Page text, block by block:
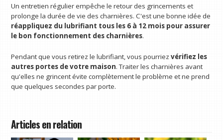
Un entretien régulier empêche le retour des grincements et
prolonge la durée de vie des charnières. C'est une bonne idée de
réappliquez du lubrifiant tous les 6 à 12 mois pour assurer
le bon fonctionnement des charnières.
Pendant que vous retirez le lubrifiant, vous pourriezvérifiez les
autres portes de votre maison. Traiter les charnières avant
qu'elles ne grincent évite complètement le problème et ne prend
que quelques secondes par porte.
Articles en relation